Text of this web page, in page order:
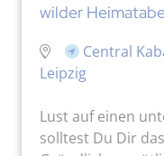
wilder
Central
Leipzig
Lust auf einen
solltest Du Dir